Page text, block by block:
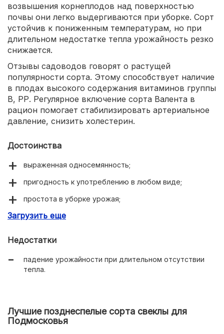
возвышения корнеплодов над поверхностью
почвы они легко выдергиваются при уборке. Сорт
устойчив к пониженным температурам, но при
длительном недостатке тепла урожайность резко
снижается.
Отзывы садоводов говорят о растущей
популярности сорта. Этому способствует наличие
в плодах высокого содержания витаминов группы
В, РР. Регулярное включение сорта Валента в
рацион помогает стабилизировать артериальное
давление, снизить холестерин.
Достоинства
выраженная односемянность;
пригодность к употреблению в любом виде;
простота в уборке урожая;
повышенное содержание витаминов в плодах;
Загрузить еще
Недостатки
падение урожайности при длительном отсутствии
тепла.
Лучшие позднеспелые сорта свеклы для
Подмосковья